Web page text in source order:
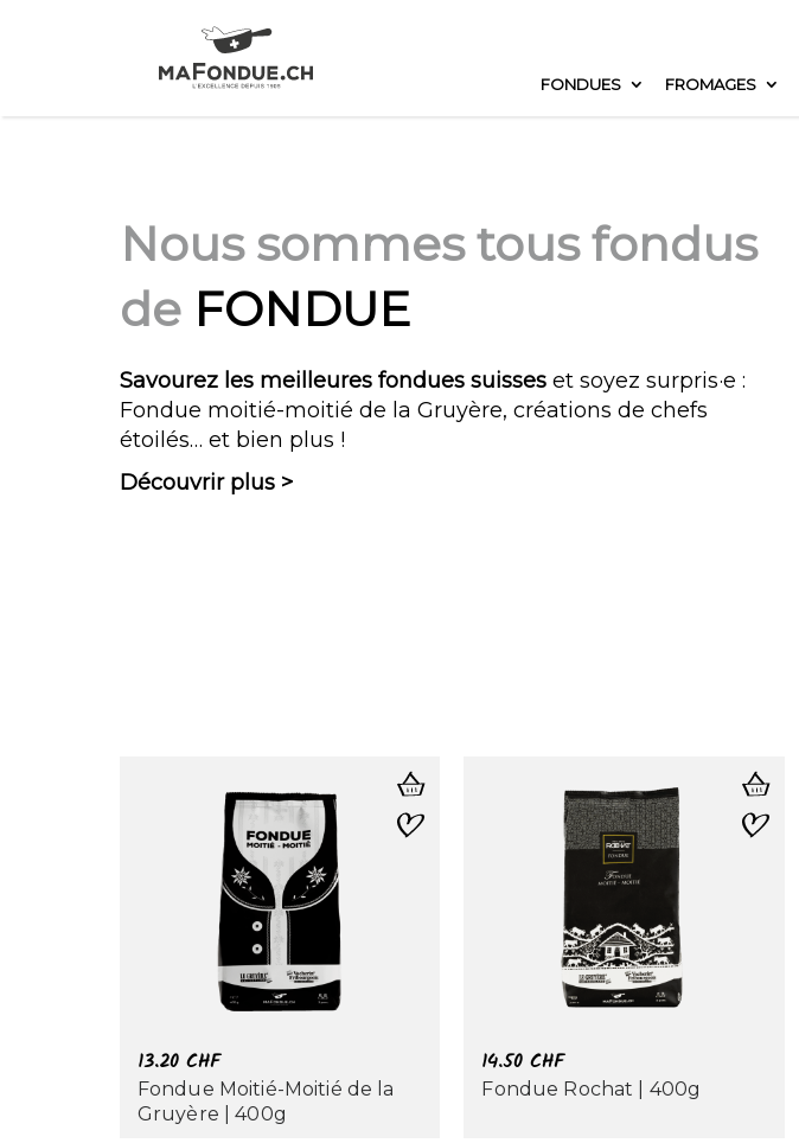
FONDUES FROMAGES
Nous sommes tous fondus
de FONDUE
Savourez les meilleures fondues suisseset soyez surpris·e :
Fondue moitié-moitié de la Gruyère, créations de chefs
étoilés… et bien plus !
Découvrir plus >
13.20 CHF
Fondue Moitié-Moitié de la
Gruyère | 400g
14.50CHF
Fondue Rochat | 400g